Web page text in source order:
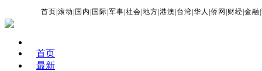
首页 |滚动 国内 国际 |军事 |社会 |地方 |港澳 台湾 |华人 |侨网 财经 |金融 |
首页
最新